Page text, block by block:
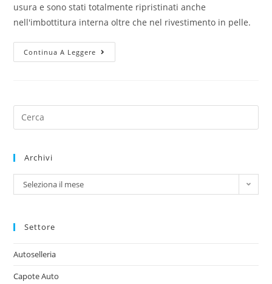
usura e sono stati totalmente ripristinati anche
nell'imbottitura interna oltre che nel rivestimento in pelle.
Continua A Leggere
Archivi
Seleziona il mese
Settore
Autoselleria
Capote Auto